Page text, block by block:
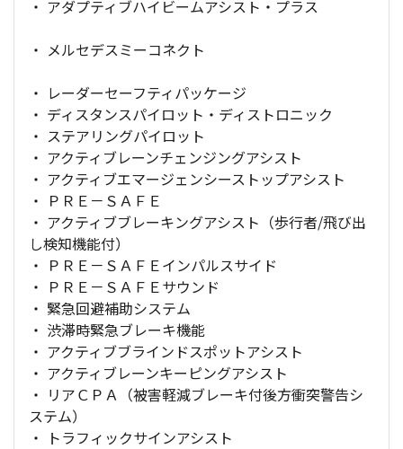
・ アダプティブハイビームアシスト・プラス
・ メルセデスミーコネクト
・ レーダーセーフティパッケージ
・ ディスタンスパイロット・ディストロニック
・ ステアリングパイロット
・ アクティブレーンチェンジングアシスト
・ アクティブエマージェンシーストップアシスト
・ ＰＲＥ－ＳＡＦＥ
・ アクティブブレーキングアシスト（歩行者/飛び出
し検知機能付）
・ ＰＲＥ－ＳＡＦＥインパルスサイド
・ ＰＲＥ－ＳＡＦＥサウンド
・ 緊急回避補助システム
・ 渋滞時緊急ブレーキ機能
・ アクティブブラインドスポットアシスト
・ アクティブレーンキーピングアシスト
・ リアＣＰＡ（被害軽減ブレーキ付後方衝突警告シ
ステム）
・ トラフィックサインアシスト